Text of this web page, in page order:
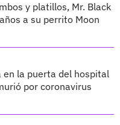
y platillos, Mr. Black
a su perrito Moon
en la puerta del hospital
por coronavirus